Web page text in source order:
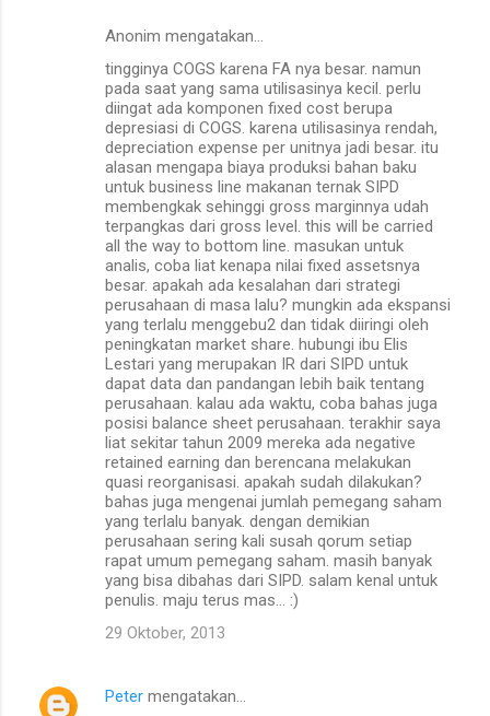
Anonim mengatakan…
tingginya COGS karena FA nya besar. namun
pada saat yang sama utilisasinya kecil. perlu
diingat ada komponen fixed cost berupa
depresiasi di COGS. karena utilisasinya rendah,
depreciation expense per unitnya jadi besar. itu
alasan mengapa biaya produksi bahan baku
untuk business line makanan ternak SIPD
membengkak sehinggi gross marginnya udah
terpangkas dari gross level. this will be carried
all the way to bottom line. masukan untuk
analis, coba liat kenapa nilai fixed assetsnya
besar. apakah ada kesalahan dari strategi
perusahaan di masa lalu? mungkin ada ekspansi
yang terlalu menggebu2 dan tidak diiringi oleh
peningkatan market share. hubungi ibu Elis
Lestari yang merupakan IR dari SIPD untuk
dapat data dan pandangan lebih baik tentang
perusahaan. kalau ada waktu, coba bahas juga
posisi balance sheet perusahaan. terakhir saya
liat sekitar tahun 2009 mereka ada negative
retained earning dan berencana melakukan
quasi reorganisasi. apakah sudah dilakukan?
bahas juga mengenai jumlah pemegang saham
yang terlalu banyak. dengan demikian
perusahaan sering kali susah qorum setiap
rapat umum pemegang saham. masih banyak
yang bisa dibahas dari SIPD. salam kenal untuk
penulis. maju terus mas... :)
29 Oktober, 2013
Peter mengatakan…